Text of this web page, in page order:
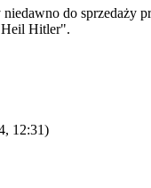
do sprzedaży
Hitler".
12:31)